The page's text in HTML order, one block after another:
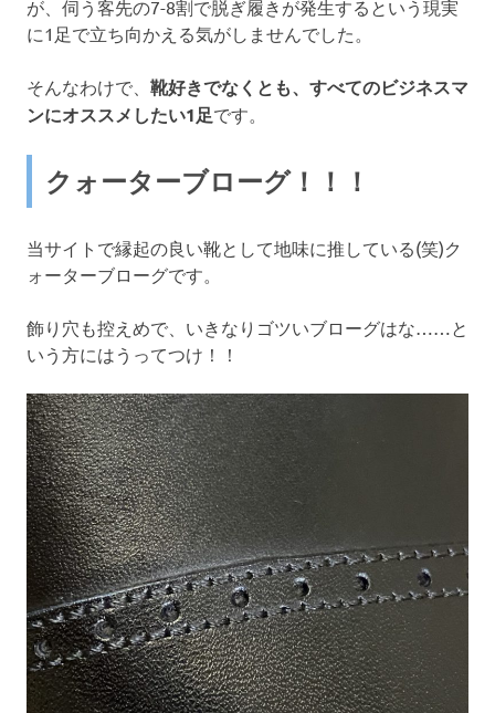
が、伺う客先の7-8割で脱ぎ履きが発生するという現実
に1足で立ち向かえる気がしませんでした。
そんなわけで、 靴好きでなくとも、すべてのビジネスマ
ンにオススメしたい1足です。
クォーターブローグ！！！
当サイトで縁起の良い靴として地味に推している(笑)ク
ォーターブローグです。
飾り穴も控えめで、いきなりゴツいブローグはな……と
いう方にはうってつけ！！